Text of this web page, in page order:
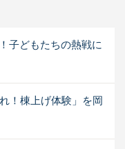
子どもたちの熱戦に
！棟上げ体験」を岡